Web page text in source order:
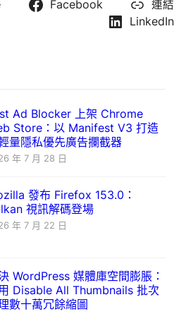
Facebook
連結
LinkedIn
Ad Blocker 上架 Chrome
Store：以 Manifest V3 打造
量隱私優先廣告攔截器
年 7 月 28 日
發布 Firefox 153.0：
視訊解碼登場
年 7 月 22 日
WordPress 媒體庫空間膨脹：
Disable All Thumbnails 批次
數十萬冗餘縮圖